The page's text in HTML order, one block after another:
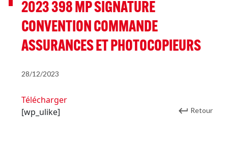
2023 398 MP SIGNATURE
CONVENTION COMMANDE
ASSURANCES ET PHOTOCOPIEURS
28/12/2023
Télécharger
[wp_ulike]
Retour